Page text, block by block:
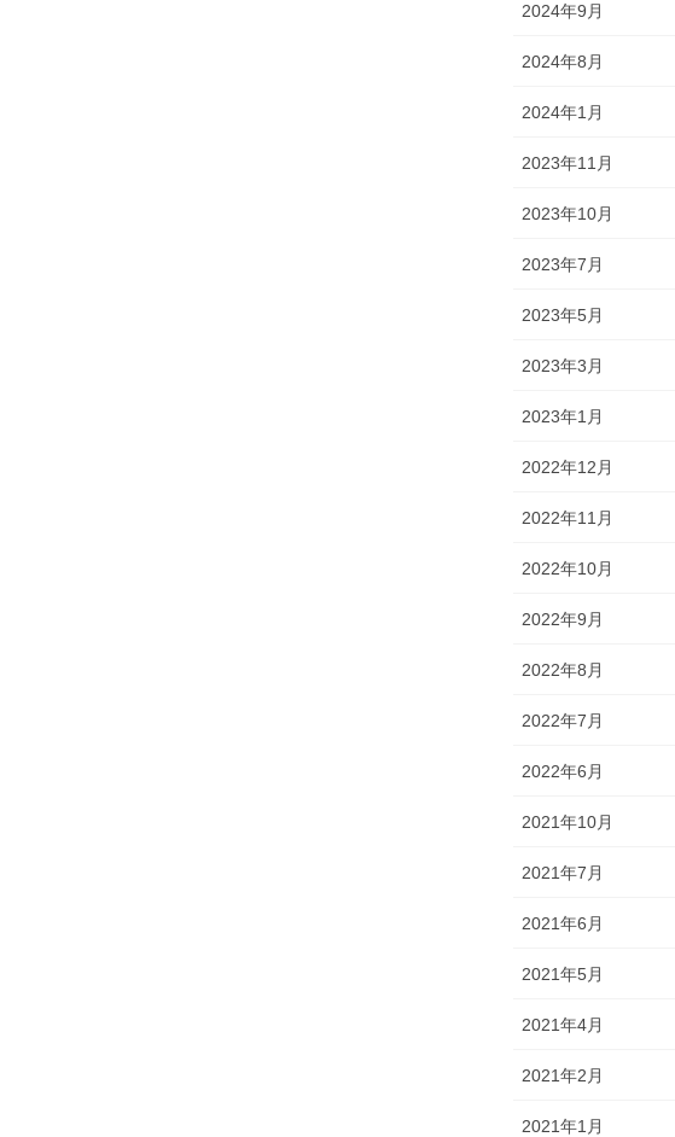
2024年9月
2024年8月
2024年1月
2023年11月
2023年10月
2023年7月
2023年5月
2023年3月
2023年1月
2022年12月
2022年11月
2022年10月
2022年9月
2022年8月
2022年7月
2022年6月
2021年10月
2021年7月
2021年6月
2021年5月
2021年4月
2021年2月
2021年1月